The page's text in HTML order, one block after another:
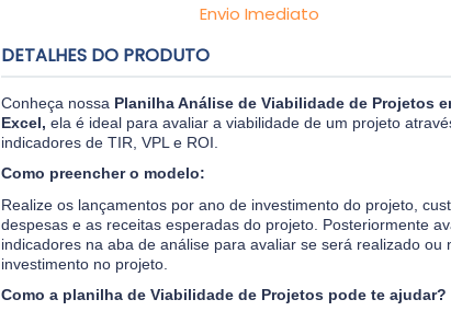
Envio Imediato
DETALHES DO PRODUTO
Conheça nossa Planilha Análise de Viabilidade de Projetos
Excel, ela é ideal para avaliar a viabilidade de um projeto
indicadores de TIR, VPL e ROI.
Como preencher o modelo:
Realize os lançamentos por ano de investimento do projeto,
despesas e as receitas esperadas do projeto. Posteriormente
indicadores na aba de análise para avaliar se será realizado ou
investimento no projeto.
Como a planilha de Viabilidade de Projetos pode te ajudar?